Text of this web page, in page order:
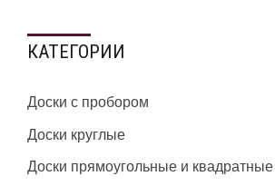
КАТЕГОРИИ
Доски с пробором
Доски круглые
Доски прямоугольные и квадратные